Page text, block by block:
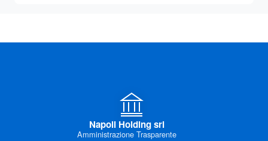
Napoli Holding srl
Amministrazione Trasparente